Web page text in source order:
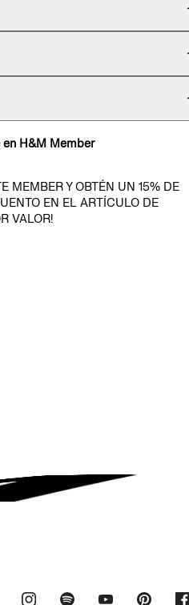
H&M Member
MEMBER Y OBTÉN UN 15% DE
EN EL ARTÍCULO DE
VALOR!